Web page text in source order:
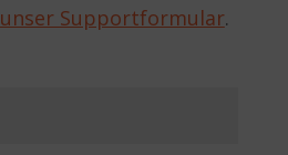
unser Supportformular.